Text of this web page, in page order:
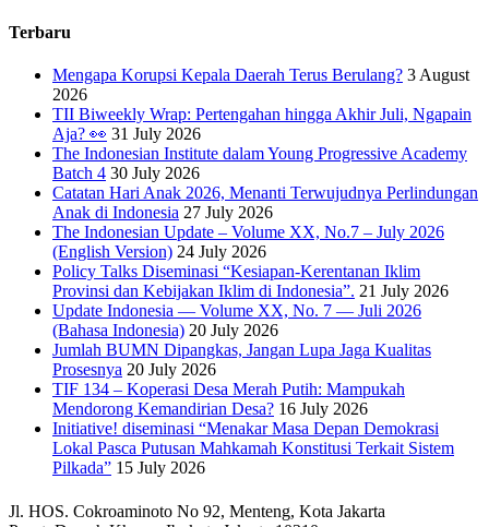
Terbaru
Mengapa Korupsi Kepala Daerah Terus Berulang? 3 August
2026
TII Biweekly Wrap: Pertengahan hingga Akhir Juli, Ngapain
Aja? 👀 31 July 2026
The Indonesian Institute dalam Young Progressive Academy
Batch 4 30 July 2026
Catatan Hari Anak 2026, Menanti Terwujudnya Perlindungan
Anak di Indonesia 27 July 2026
The Indonesian Update – Volume XX, No.7 – July 2026
(English Version) 24 July 2026
Policy Talks Diseminasi “Kesiapan-Kerentanan Iklim
Provinsi dan Kebijakan Iklim di Indonesia”. 21 July 2026
Update Indonesia — Volume XX, No. 7 — Juli 2026
(Bahasa Indonesia) 20 July 2026
Jumlah BUMN Dipangkas, Jangan Lupa Jaga Kualitas
Prosesnya 20 July 2026
TIF 134 – Koperasi Desa Merah Putih: Mampukah
Mendorong Kemandirian Desa? 16 July 2026
Initiative! diseminasi “Menakar Masa Depan Demokrasi
Lokal Pasca Putusan Mahkamah Konstitusi Terkait Sistem
Pilkada” 15 July 2026
Jl. HOS. Cokroaminoto No 92, Menteng, Kota Jakarta